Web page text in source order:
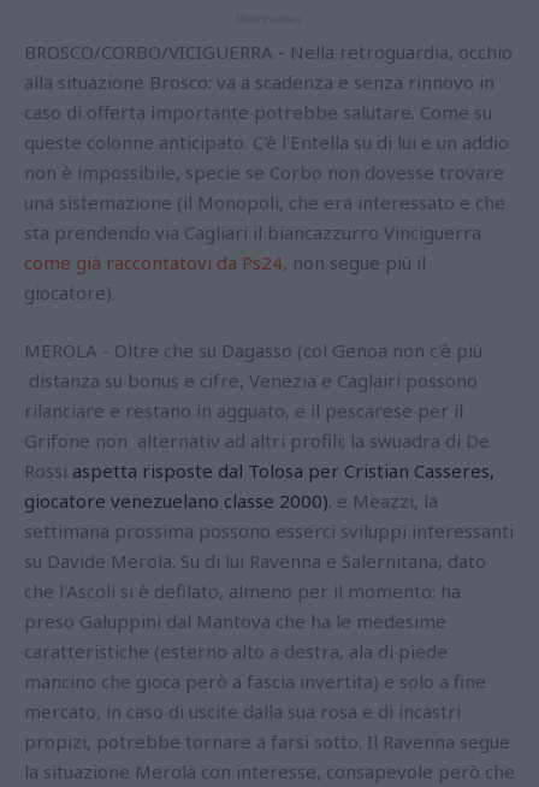
BROSCO/CORBO/VICIGUERRA - Nella retroguardia, occhio
alla situazione Brosco: va a scadenza e senza rinnovo in
caso di offerta importante potrebbe salutare. Come su
queste colonne anticipato. C'è l'Entella su di lui e un addio
non è impossibile, specie se Corbo non dovesse trovare
una sistemazione (il Monopoli, che era interessato e che
sta prendendo via Cagliari il biancazzurro Vinciguerra
come già raccontatovi da Ps24, non segue più il
giocatore).
MEROLA - Oltre che su Dagasso (col Genoa non c'è più
distanza su bonus e cifre, Venezia e Caglairi possono
rilanciare e restano in agguato, e il pescarese per il
Grifone non alternativ ad altri profili; la swuadra di De
Rossi aspetta risposte dal Tolosa per Cristian Casseres,
giocatore venezuelano classe 2000). e Meazzi, la
settimana prossima possono esserci sviluppi interessanti
su Davide Merola. Su di lui Ravenna e Salernitana, dato
che l'Ascoli si è defilato, almeno per il momento: ha
preso Galuppini dal Mantova che ha le medesime
caratteristiche (esterno alto a destra, ala di piede
mancino che gioca però a fascia invertita) e solo a fine
mercato, in caso di uscite dalla sua rosa e di incastri
propizi, potrebbe tornare a farsi sotto. Il Ravenna segue
la situazione Merola con interesse, consapevole però che